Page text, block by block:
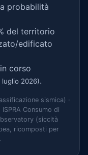
probabilità
del territorio
edificato
corso
luglio 2026).
sismica) ·
Consumo di
(siccità
ricomposti per
.